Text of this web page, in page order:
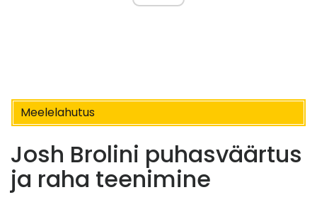
Meelelahutus
Josh Brolini puhasväärtus
ja raha teenimine